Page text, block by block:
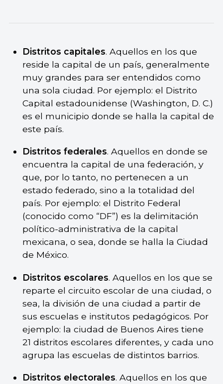
Distritos capitales. Aquellos en los que
reside la capital de un país, generalmente
muy grandes para ser entendidos como
una sola ciudad. Por ejemplo: el Distrito
Capital estadounidense (Washington, D. C.)
es el municipio donde se halla la capital de
este país.
Distritos federales. Aquellos en donde se
encuentra la capital de una federación, y
que, por lo tanto, no pertenecen a un
estado federado, sino a la totalidad del
país. Por ejemplo: el Distrito Federal
(conocido como “DF”) es la delimitación
político-administrativa de la capital
mexicana, o sea, donde se halla la Ciudad
de México.
Distritos escolares. Aquellos en los que se
reparte el circuito escolar de una ciudad, o
sea, la división de una ciudad a partir de
sus escuelas e institutos pedagógicos. Por
ejemplo: la ciudad de Buenos Aires tiene
21 distritos escolares diferentes, y cada uno
agrupa las escuelas de distintos barrios.
Distritos electorales. Aquellos en los que